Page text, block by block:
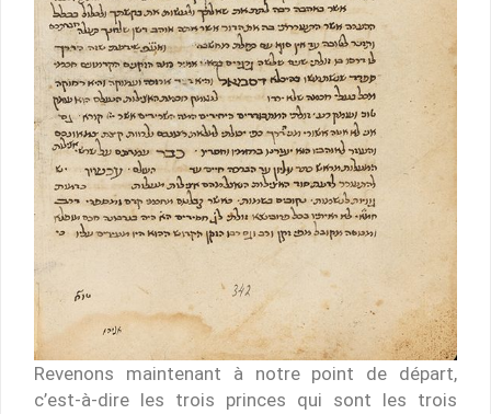
Revenons maintenant à notre point de départ,
c’est-à-dire les trois princes qui sont les trois